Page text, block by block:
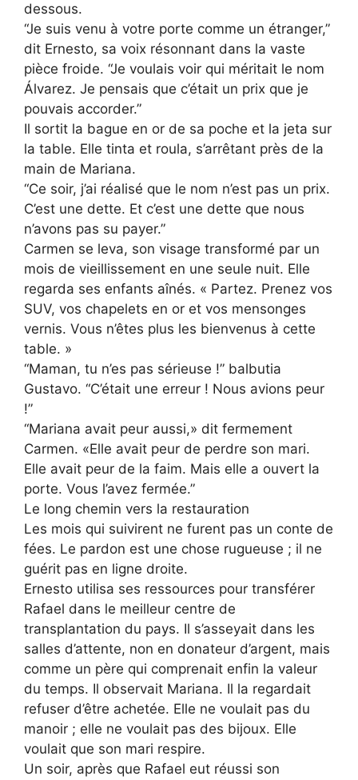
dessous.
“Je suis venu à votre porte comme un étranger,”
dit Ernesto, sa voix résonnant dans la vaste
pièce froide. “Je voulais voir qui méritait le nom
Álvarez. Je pensais que c’était un prix que je
pouvais accorder.”
Il sortit la bague en or de sa poche et la jeta sur
la table. Elle tinta et roula, s’arrêtant près de la
main de Mariana.
“Ce soir, j’ai réalisé que le nom n’est pas un prix.
C’est une dette. Et c’est une dette que nous
n’avons pas su payer.”
Carmen se leva, son visage transformé par un
mois de vieillissement en une seule nuit. Elle
regarda ses enfants aînés. « Partez. Prenez vos
SUV, vos chapelets en or et vos mensonges
vernis. Vous n’êtes plus les bienvenus à cette
table. »
“Maman, tu n’es pas sérieuse !” balbutia
Gustavo. “C’était une erreur ! Nous avions peur
!”
“Mariana avait peur aussi,» dit fermement
Carmen. «Elle avait peur de perdre son mari.
Elle avait peur de la faim. Mais elle a ouvert la
porte. Vous l’avez fermée.”
Le long chemin vers la restauration
Les mois qui suivirent ne furent pas un conte de
fées. Le pardon est une chose rugueuse ; il ne
guérit pas en ligne droite.
Ernesto utilisa ses ressources pour transférer
Rafael dans le meilleur centre de
transplantation du pays. Il s’asseyait dans les
salles d’attente, non en donateur d’argent, mais
comme un père qui comprenait enfin la valeur
du temps. Il observait Mariana. Il la regardait
refuser d’être achetée. Elle ne voulait pas du
manoir ; elle ne voulait pas des bijoux. Elle
voulait que son mari respire.
Un soir, après que Rafael eut réussi son